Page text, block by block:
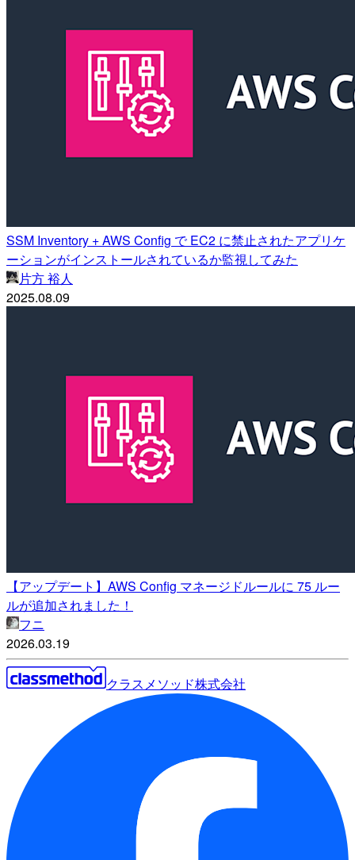
SSM Inventory + AWS Config で EC2 に禁止されたアプリケ
ーションがインストールされているか監視してみた
片方 裕人
2025.08.09
【アップデート】AWS Config マネージドルールに 75 ルー
ルが追加されました！
フニ
2026.03.19
クラスメソッド株式会社